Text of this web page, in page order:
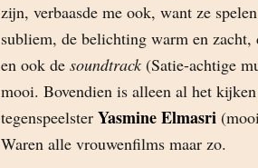
zijn, verbaasde me ook, want ze
subliem, de belichting warm en zacht,
en ook de soundtrack (Satie-achtige
mooi. Bovendien is alleen al het
tegenspeelster Yasmine Elmasri
Waren alle vrouwenfilms maar zo.